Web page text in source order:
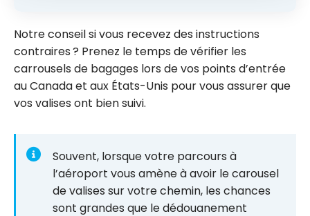
Notre conseil si vous recevez des instructions
contraires ? Prenez le temps de vérifier les
carrousels de bagages lors de vos points d’entrée
au Canada et aux États-Unis pour vous assurer que
vos valises ont bien suivi.
Souvent, lorsque votre parcours à
l’aéroport vous amène à avoir le carousel
de valises sur votre chemin, les chances
sont grandes que le dédouanement